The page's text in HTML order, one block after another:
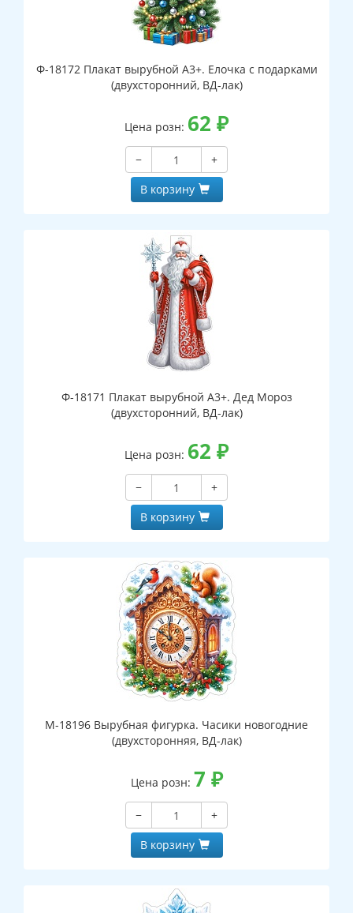
Ф-18172 Плакат вырубной А3+. Елочка с подарками
(двухсторонний, ВД-лак)
Цена розн: 62 ₽
−
+
В корзину
Ф-18171 Плакат вырубной А3+. Дед Мороз
(двухсторонний, ВД-лак)
Цена розн: 62 ₽
−
+
В корзину
М-18196 Вырубная фигурка. Часики новогодние
(двухсторонняя, ВД-лак)
Цена розн: 7 ₽
−
+
В корзину